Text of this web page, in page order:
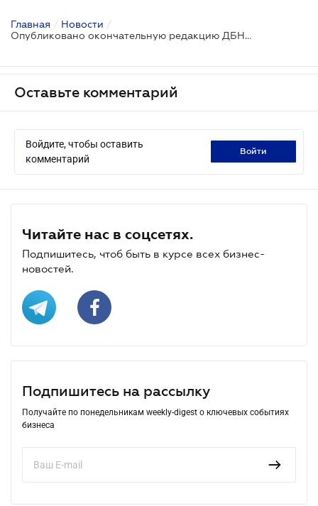
Главная / Новости /
Опубликовано окончательную редакцию ДБН по планированию и застройке территорий
Оставьте комментарий
Войдите, чтобы оставить
комментарий
войти
Читайте нас в соцсетях.
Подпишитесь, чтоб быть в курсе всех бизнес-
новостей.
Подпишитесь на рассылку
Получайте по понедельникам weekly-digest о ключевых событиях
бизнеса